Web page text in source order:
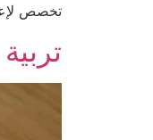
تخصص لإعداد معلمين للعمل